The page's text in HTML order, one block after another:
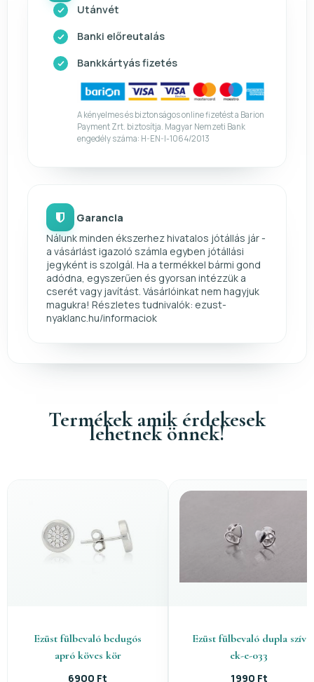
Utánvét
Banki előreutalás
Bankkártyás fizetés
A kényelmes és biztonságos online fizetést a Barion
Payment Zrt. biztosítja. Magyar Nemzeti Bank
engedély száma: H-EN-I-1064/2013
Garancia
Nálunk minden ékszerhez hivatalos jótállás jár -
a vásárlást igazoló számla egyben jótállási
jegyként is szolgál. Ha a termékkel bármi gond
adódna, egyszerűen és gyorsan intézzük a
cserét vagy javítást. Vásárlóinkat nem hagyjuk
magukra! Részletes tudnivalók: ezust-
nyaklanc.hu/informaciok
Termékek amik érdekesek
lehetnek önnek!
Ezüst fülbevaló bedugós
apró köves kör
6900 Ft
Ezüst fülbevaló dupla szív
ek-e-033
1990 Ft